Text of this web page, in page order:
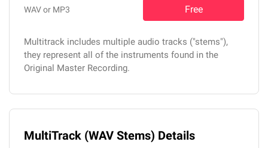
WAV or MP3 Free
Multitrack includes multiple audio tracks ("stems"),
they represent all of the instruments found in the
Original Master Recording.
MultiTrack (WAV Stems) Details